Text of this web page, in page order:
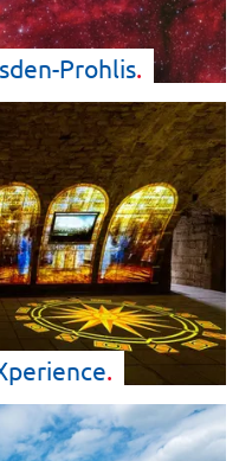
Prohlis